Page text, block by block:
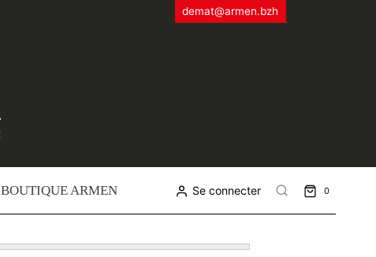
demat@armen.bzh
BOUTIQUE ARMEN Se connecter 0